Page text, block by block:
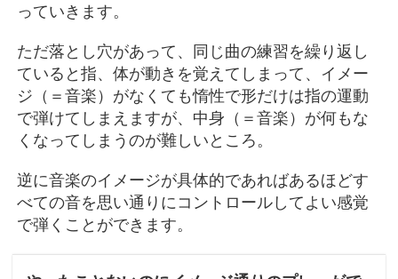
っていきます。
ただ落とし穴があって、同じ曲の練習を繰り返し
ていると指、体が動きを覚えてしまって、イメー
ジ（＝音楽）がなくても惰性で形だけは指の運動
で弾けてしまえますが、中身（＝音楽）が何もな
くなってしまうのが難しいところ。
逆に音楽のイメージが具体的であればあるほどす
べての音を思い通りにコントロールしてよい感覚
で弾くことができます。